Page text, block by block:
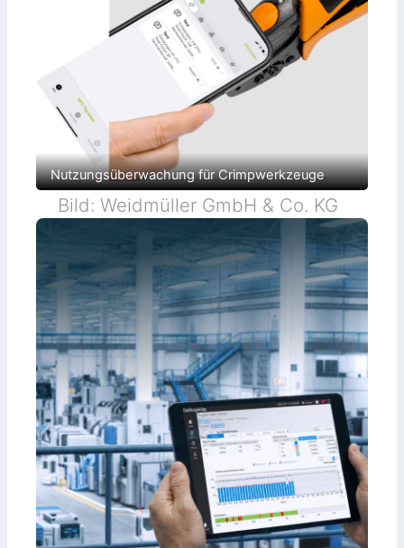
Nutzungsüberwachung für Crimpwerkzeuge
Bild: Weidmüller GmbH & Co. KG